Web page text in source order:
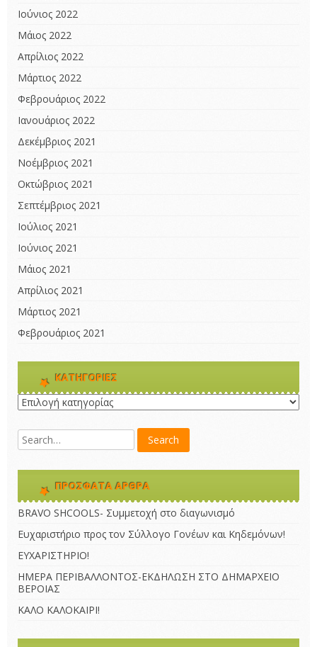
Ιούνιος 2022
Μάιος 2022
Απρίλιος 2022
Μάρτιος 2022
Φεβρουάριος 2022
Ιανουάριος 2022
Δεκέμβριος 2021
Νοέμβριος 2021
Οκτώβριος 2021
Σεπτέμβριος 2021
Ιούλιος 2021
Ιούνιος 2021
Μάιος 2021
Απρίλιος 2021
Μάρτιος 2021
Φεβρουάριος 2021
KΑΤΗΓΟΡΊΕΣ
Kατηγορίες
ΠΡΌΣΦΑΤΑ ΆΡΘΡΑ
BRAVO SHCOOLS- Συμμετοχή στο διαγωνισμό
Ευχαριστήριο προς τον Σύλλογο Γονέων και Κηδεμόνων!
ΕΥΧΑΡΙΣΤΗΡΙΟ!
ΗΜΕΡΑ ΠΕΡΙΒΑΛΛΟΝΤΟΣ-ΕΚΔΗΛΩΣΗ ΣΤΟ ΔΗΜΑΡΧΕΙΟ
ΒΕΡΟΙΑΣ
ΚΑΛΟ ΚΑΛΟΚΑΙΡΙ!